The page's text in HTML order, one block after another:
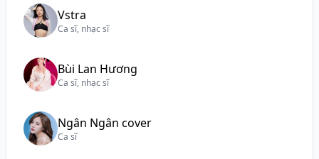
Vstra
Ca sĩ, nhạc sĩ
Bùi Lan Hương
Ca sĩ, nhạc sĩ
Ngân Ngân cover
Ca sĩ